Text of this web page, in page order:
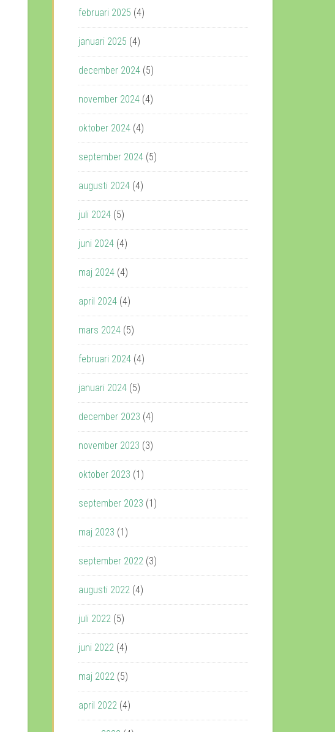
februari 2025 (4)
januari 2025 (4)
december 2024 (5)
november 2024 (4)
oktober 2024 (4)
september 2024 (5)
augusti 2024 (4)
juli 2024 (5)
juni 2024 (4)
maj 2024 (4)
april 2024 (4)
mars 2024 (5)
februari 2024 (4)
januari 2024 (5)
december 2023 (4)
november 2023 (3)
oktober 2023 (1)
september 2023 (1)
maj 2023 (1)
september 2022 (3)
augusti 2022 (4)
juli 2022 (5)
juni 2022 (4)
maj 2022 (5)
april 2022 (4)